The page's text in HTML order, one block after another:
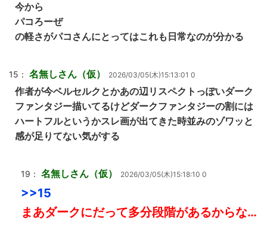
今から
パコろーぜ
の軽さがパコさんにとってはこれも日常なのが分かる
15： 名無しさん（仮） 2026/03/05(木)15:13:01 0
作者が今ベルセルクとかあの辺リスペクトっぽいダーク
ファンタジー描いてるけどダークファンタジーの割には
ハートフルというかスレ画が出てきた時並みのゾワッと
感が足りてない気がする
19： 名無しさん（仮） 2026/03/05(木)15:18:10 0
>>15
まあダークにだって多分段階があるからな…